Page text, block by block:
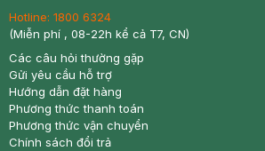
Hotline: 1800 6324
(Miễn phí , 08-22h kể cả T7, CN)
Các câu hỏi thường gặp
Gửi yêu cầu hỗ trợ
Hướng dẫn đặt hàng
Phương thức thanh toán
Phương thức vận chuyển
Chính sách đổi trả